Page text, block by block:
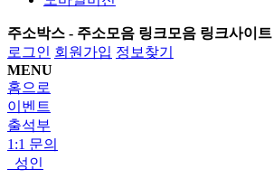
주소박스 - 주소모음 링크모음 링크사이트
로그인 회원가입 정보찾기
MENU
홈으로
이벤트
출석부
1:1 문의
성인